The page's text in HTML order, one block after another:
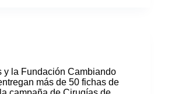
y la Fundación Cambiando
más de 50 fichas de